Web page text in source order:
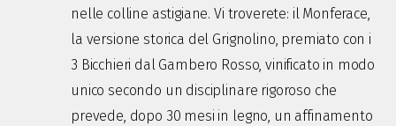
nelle colline astigiane. Vi troverete: il Monferace,
la versione storica del Grignolino, premiato con i
3 Bicchieri dal Gambero Rosso, vinificato in modo
unico secondo un disciplinare rigoroso che
prevede, dopo 30 mesi in legno, un affinamento